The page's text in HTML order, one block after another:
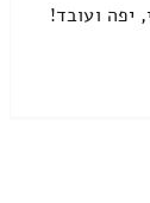
יפה ועובד!